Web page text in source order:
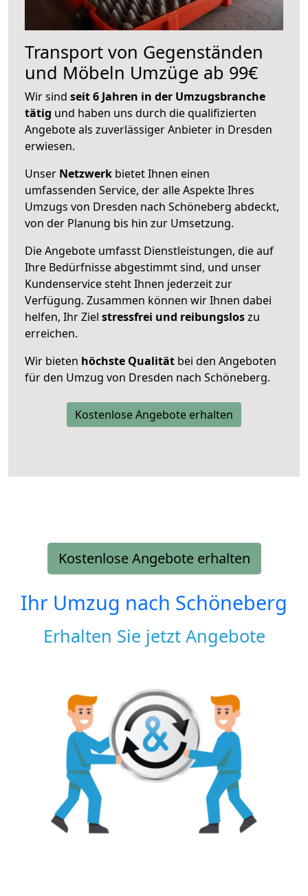
Transport von Gegenständen
und Möbeln Umzüge ab 99€
Wir sind seit 6 Jahren in der Umzugsbranche
tätig und haben uns durch die qualifizierten
Angebote als zuverlässiger Anbieter in Dresden
erwiesen.
Unser Netzwerk bietet Ihnen einen
umfassenden Service, der alle Aspekte Ihres
Umzugs von Dresden nach Schöneberg abdeckt,
von der Planung bis hin zur Umsetzung.
Die Angebote umfasst Dienstleistungen, die auf
Ihre Bedürfnisse abgestimmt sind, und unser
Kundenservice steht Ihnen jederzeit zur
Verfügung. Zusammen können wir Ihnen dabei
helfen, Ihr Ziel stressfrei und reibungsloszu
erreichen.
Wir bieten höchste Qualität bei den Angeboten
für den Umzug von Dresden nach Schöneberg.
Kostenlose Angebote erhalten
Kostenlose Angebote erhalten
Ihr Umzug nach Schöneberg
Erhalten Sie jetzt Angebote